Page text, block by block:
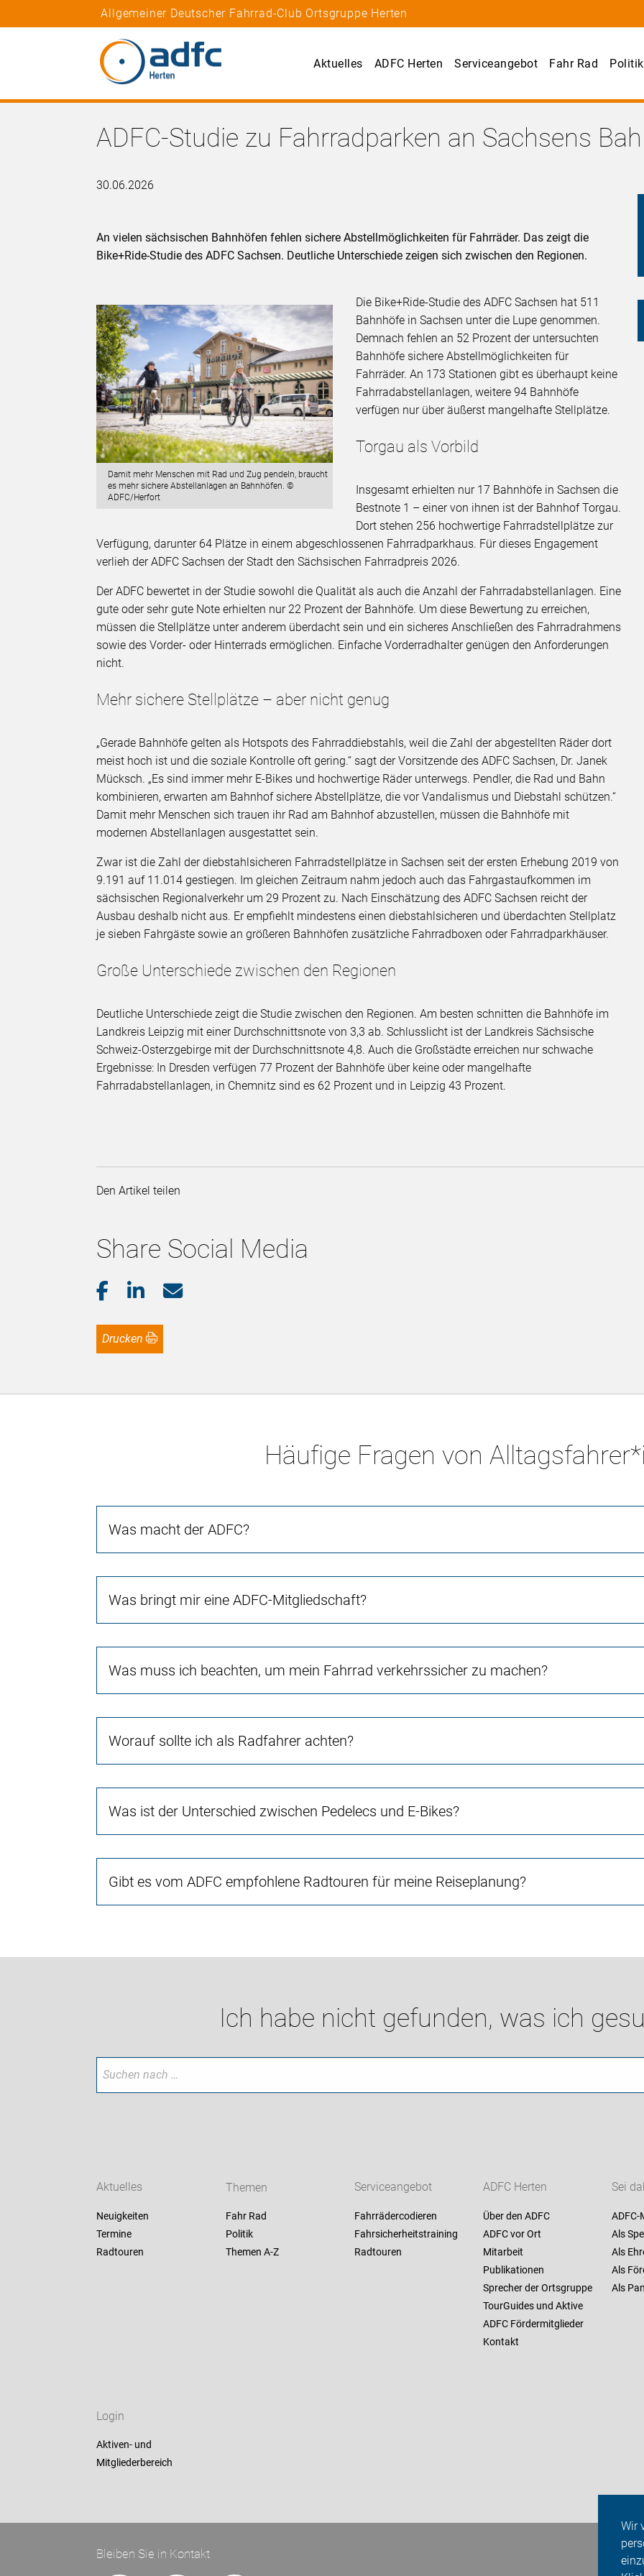
Wir
Allgemeiner Deutscher Fahrrad-Club Ortsgruppe Herten
Aktuelles ADFC Herten Serviceangebot Fahr Rad Politik
ADFC-Studie zu Fahrradparken an Sachsens
30.06.2026
An vielen sächsischen Bahnhöfen fehlen sichere Abstellmöglichkeiten für Fahrräder. Das zeigt die
Bike+Ride-Studie des ADFC Sachsen. Deutliche Unterschiede zeigen sich zwischen den Regionen.
Damit mehr Menschen mit Rad und Zug pendeln, braucht
es mehr sichere Abstellanlagen an Bahnhöfen. ©
ADFC/Herfort
Die Bike+Ride-Studie des ADFC Sachsen hat 511
Bahnhöfe in Sachsen unter die Lupe genommen.
Demnach fehlen an 52 Prozent der untersuchten
Bahnhöfe sichere Abstellmöglichkeiten für
Fahrräder. An 173 Stationen gibt es überhaupt keine
Fahrradabstellanlagen, weitere 94 Bahnhöfe
verfügen nur über äußerst mangelhafte Stellplätze.
Torgau als Vorbild
Insgesamt erhielten nur 17 Bahnhöfe in Sachsen die
Bestnote 1 – einer von ihnen ist der Bahnhof Torgau.
Dort stehen 256 hochwertige Fahrradstellplätze zur
Verfügung, darunter 64 Plätze in einem abgeschlossenen Fahrradparkhaus. Für dieses Engagement
verlieh der ADFC Sachsen der Stadt den Sächsischen Fahrradpreis 2026.
Der ADFC bewertet in der Studie sowohl die Qualität als auch die Anzahl der Fahrradabstellanlagen. Eine
gute oder sehr gute Note erhielten nur 22 Prozent der Bahnhöfe. Um diese Bewertung zu erreichen,
müssen die Stellplätze unter anderem überdacht sein und ein sicheres Anschließen des Fahrradrahmens
sowie des Vorder- oder Hinterrads ermöglichen. Einfache Vorderradhalter genügen den Anforderungen
nicht.
Mehr sichere Stellplätze – aber nicht genug
„Gerade Bahnhöfe gelten als Hotspots des Fahrraddiebstahls, weil die Zahl der abgestellten Räder dort
meist hoch ist und die soziale Kontrolle oft gering.“ sagt der Vorsitzende des ADFC Sachsen, Dr. Janek
Mücksch. „Es sind immer mehr E-Bikes und hochwertige Räder unterwegs. Pendler, die Rad und Bahn
kombinieren, erwarten am Bahnhof sichere Abstellplätze, die vor Vandalismus und Diebstahl schützen.“
Damit mehr Menschen sich trauen ihr Rad am Bahnhof abzustellen, müssen die Bahnhöfe mit
modernen Abstellanlagen ausgestattet sein.
Zwar ist die Zahl der diebstahlsicheren Fahrradstellplätze in Sachsen seit der ersten Erhebung 2019 von
9.191 auf 11.014 gestiegen. Im gleichen Zeitraum nahm jedoch auch das Fahrgastaufkommen im
sächsischen Regionalverkehr um 29 Prozent zu. Nach Einschätzung des ADFC Sachsen reicht der
Ausbau deshalb nicht aus. Er empfiehlt mindestens einen diebstahlsicheren und überdachten Stellplatz
je sieben Fahrgäste sowie an größeren Bahnhöfen zusätzliche Fahrradboxen oder Fahrradparkhäuser.
Große Unterschiede zwischen den Regionen
Deutliche Unterschiede zeigt die Studie zwischen den Regionen. Am besten schnitten die Bahnhöfe im
Landkreis Leipzig mit einer Durchschnittsnote von 3,3 ab. Schlusslicht ist der Landkreis Sächsische
Schweiz-Osterzgebirge mit der Durchschnittsnote 4,8. Auch die Großstädte erreichen nur schwache
Ergebnisse: In Dresden verfügen 77 Prozent der Bahnhöfe über keine oder mangelhafte
Fahrradabstellanlagen, in Chemnitz sind es 62 Prozent und in Leipzig 43 Prozent.
Den Artikel teilen
Share Social Media
Drucken
Häufige Fragen von
Was macht der ADFC?
Was bringt mir eine ADFC-Mitgliedschaft?
Was muss ich beachten, um mein Fahrrad verkehrssicher zu machen?
Worauf sollte ich als Radfahrer achten?
Was ist der Unterschied zwischen Pedelecs und E-Bikes?
Gibt es vom ADFC empfohlene Radtouren für meine Reiseplanung?
Ich habe nicht gefunden, was ich
Aktuelles
Neuigkeiten
Termine
Radtouren
Themen
Fahr Rad
Politik
Themen A-Z
Serviceangebot
Fahrrädercodieren
Fahrsicherheitstraining
Radtouren
ADFC Herten
Über den ADFC
ADFC vor Ort
Mitarbeit
Publikationen
Sprecher der Ortsgruppe
TourGuides und Aktive
ADFC Fördermitglieder
Kontakt
Sei
Als
Als
Als
Als
Login
Aktiven- und
Mitgliederbereich
Bleiben Sie in Kontakt